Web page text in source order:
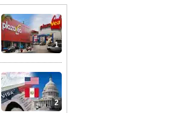
1
2